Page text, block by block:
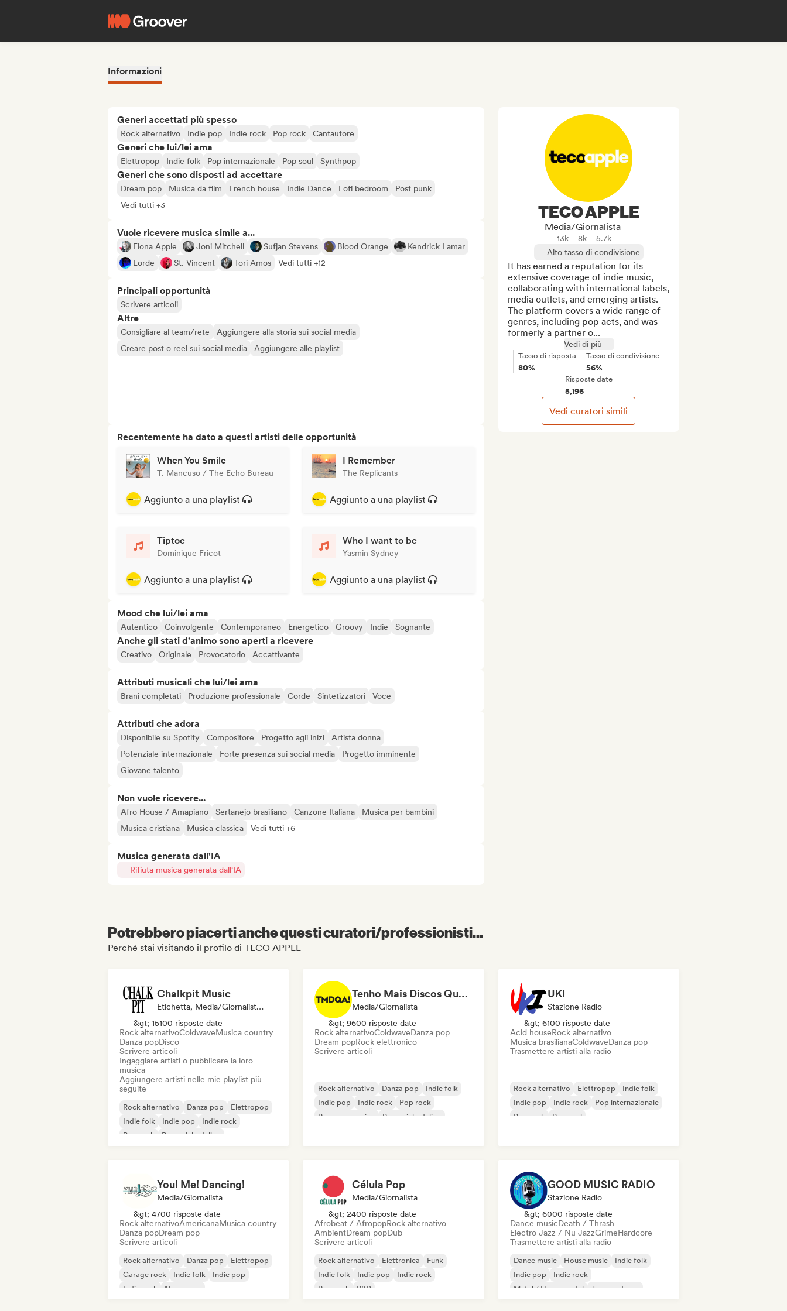
Informazioni
Generi accettati più spesso
Rock alternativo Indie pop Indie rock Pop rock Cantautore
Generi che lui/lei ama
Elettropop Indie folk Pop internazionale Pop soul Synthpop
Generi che sono disposti ad accettare
Dream pop Musica da film French house Indie Dance Lofi bedroom
Post punk
Vedi tutti +3
Vuole ricevere musica simile a...
Fiona Apple Joni Mitchell Sufjan Stevens Blood Orange
Kendrick Lamar
Lorde
St. Vincent Tori Amos Vedi tutti +12
Principali opportunità
Scrivere articoli
Altre
Consigliare al team/rete
Aggiungere alla storia sui social media
Creare post o reel sui social media
Aggiungere alle playlist
Recentemente ha dato a questi artisti delle opportunità
When You Smile
T. Mancuso / The Echo Bureau
Aggiunto a una playlist
I Remember
The Replicants
Aggiunto a una playlist
Tiptoe
Dominique Fricot
Aggiunto a una playlist
Who I want to be
Yasmin Sydney
Aggiunto a una playlist
Mood che lui/lei ama
Autentico Coinvolgente Contemporaneo Energetico Groovy Indie Sognante
Anche gli stati d'animo sono aperti a ricevere
Creativo Originale Provocatorio Accattivante
Attributi musicali che lui/lei ama
Brani completati Produzione professionale Corde Sintetizzatori Voce
Attributi che adora
Disponibile su Spotify Compositore Progetto agli inizi
Artista donna
Potenziale internazionale
Forte presenza sui social media
Progetto imminente
Giovane talento
Non vuole ricevere...
Afro House / Amapiano Sertanejo brasiliano Canzone Italiana
Musica per bambini
Musica cristiana
Musica classica Vedi tutti +6
Musica generata dall'IA
Rifiuta musica generata dall'IA
TECO APPLE
Media/Giornalista
13k 8k
5.7k
Alto tasso di condivisione
It has earned a reputation for its
extensive coverage of indie music,
collaborating with international labels,
media outlets, and emerging artists.
The platform covers a wide range of
genres, including pop acts, and was
formerly a partner o...
Vedi di più
Tasso di risposta
80%
Tasso di condivisione
56%
Risposte date
5,196
Vedi curatori simili
Potrebbero piacerti anche questi curatori/professionisti...
Perché stai visitando il profilo di TECO APPLE
Chalkpit Music
Etichetta, Media/Giornalista, Curatore Di Playlist
&gt; 15100 risposte date
Rock alternativoColdwaveMusica country
Danza popDisco
Scrivere articoli
Ingaggiare artisti o pubblicare la loro
musica
Aggiungere artisti nelle mie playlist più
seguite
Rock alternativo Danza pop
Elettropop
Indie folk
Indie pop
Indie rock
Pop rock
Pop psichedelico
Tenho Mais Discos Que Amigos!
Media/Giornalista
&gt; 9600 risposte date
Rock alternativoColdwaveDanza pop
Dream popRock elettronico
Scrivere articoli
Rock alternativo Danza pop
Indie folk
Indie pop
Indie rock
Pop rock
Pop progressivo
Pop psichedelico
UKI
Stazione Radio
&gt; 6100 risposte date
Acid houseRock alternativo
Musica brasilianaColdwaveDanza pop
Trasmettere artisti alla radio
Rock alternativo Elettropop
Indie folk
Indie pop
Indie rock
Pop internazionale
Pop rock
Pop soul
You! Me! Dancing!
Media/Giornalista
&gt; 4700 risposte date
Rock alternativoAmericanaMusica country
Danza popDream pop
Scrivere articoli
Rock alternativo Danza pop
Elettropop
Garage rock
Indie folk
Indie pop
Indie rock
New wave
Célula Pop
Media/Giornalista
&gt; 2400 risposte date
Afrobeat / AfropopRock alternativo
AmbientDream popDub
Scrivere articoli
Rock alternativo Elettronica
Funk
Indie folk
Indie pop
Indie rock
Pop rock
R&B
GOOD MUSIC RADIO
Stazione Radio
&gt; 6000 risposte date
Dance musicDeath / Thrash
Electro Jazz / Nu JazzGrimeHardcore
Trasmettere artisti alla radio
Dance music House music
Indie folk
Indie pop
Indie rock
Metal / Heavy metal
Jazz moderno